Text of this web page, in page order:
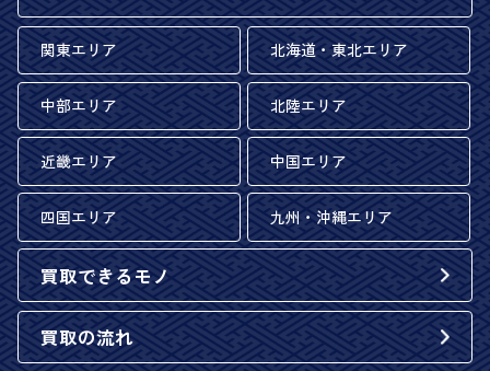
関東エリア 北海道・東北エリア
中部エリア 北陸エリア
近畿エリア 中国エリア
四国エリア 九州・沖縄エリア
買取できるモノ
買取の流れ